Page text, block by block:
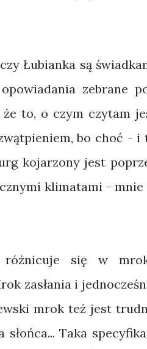
Łubianka są
zebrane
że to, o czym czytam
bo choć - i
kojarzony jest
klimatami - mnie
różnicuje się w
zasłania i
mrok też jest
Taka